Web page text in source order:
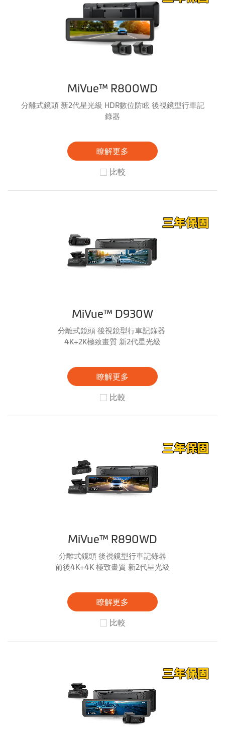
MiVue™ R800WD
分離式鏡頭 新2代星光級 HDR數位防眩 後視鏡型行車記
錄器
瞭解更多
比較
MiVue™ D930W
分離式鏡頭 後視鏡型行車記錄器
4K+2K極致畫質 新2代星光級
瞭解更多
比較
MiVue™ R890WD
分離式鏡頭 後視鏡型行車記錄器
前後4K+4K 極致畫質 新2代星光級
瞭解更多
比較